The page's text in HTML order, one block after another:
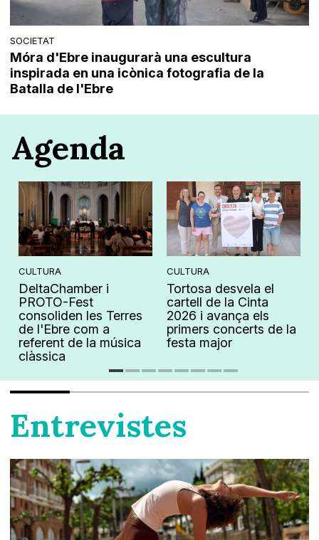
SOCIETAT
Móra d'Ebre inaugurarà una escultura
inspirada en una icònica fotografia de la
Batalla de l'Ebre
Agenda
CULTURA
DeltaChamber i
PROTO-Fest
consoliden les Terres
de l'Ebre com a
referent de la música
clàssica
CULTURA
Tortosa desvela el
cartell de la Cinta
2026 i avança els
primers concerts de la
festa major
Entrevistes